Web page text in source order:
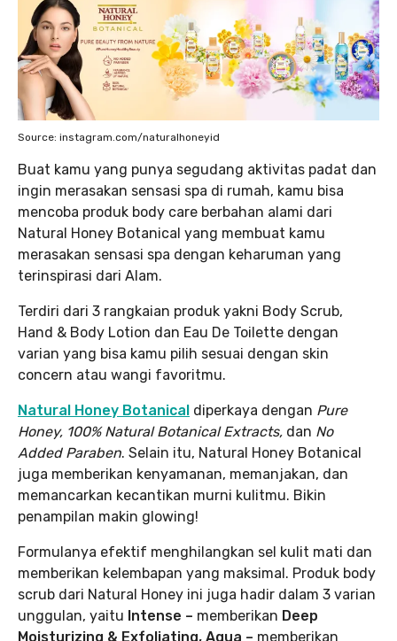
Source: instagram.com/naturalhoneyid
Buat kamu yang punya segudang aktivitas padat dan
ingin merasakan sensasi spa di rumah, kamu bisa
mencoba produk body care berbahan alami dari
Natural Honey Botanical yang membuat kamu
merasakan sensasi spa dengan keharuman yang
terinspirasi dari Alam.
Terdiri dari 3 rangkaian produk yakni Body Scrub,
Hand & Body Lotion dan Eau De Toilette dengan
varian yang bisa kamu pilih sesuai dengan skin
concern atau wangi favoritmu.
Natural Honey Botanical diperkaya dengan Pure
Honey, 100% Natural Botanical Extracts, dan No
Added Paraben. Selain itu, Natural Honey Botanical
juga memberikan kenyamanan, memanjakan, dan
memancarkan kecantikan murni kulitmu. Bikin
penampilan makin glowing!
Formulanya efektif menghilangkan sel kulit mati dan
memberikan kelembapan yang maksimal. Produk body
scrub dari Natural Honey ini juga hadir dalam 3 varian
unggulan, yaitu Intense – memberikan Deep
Moisturizing & Exfoliating, Aqua – memberikan